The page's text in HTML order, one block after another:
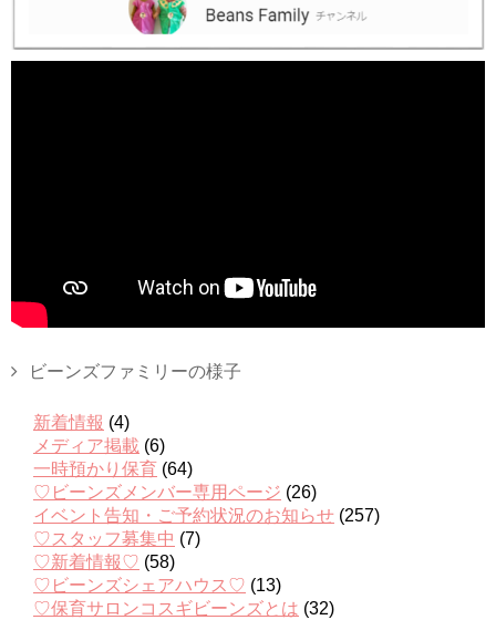
ビーンズファミリーの様子
新着情報 (4)
メディア掲載 (6)
一時預かり保育 (64)
♡ビーンズメンバー専用ページ (26)
イベント告知・ご予約状況のお知らせ (257)
♡スタッフ募集中 (7)
♡新着情報♡ (58)
♡ビーンズシェアハウス♡ (13)
♡保育サロンコスギビーンズとは (32)